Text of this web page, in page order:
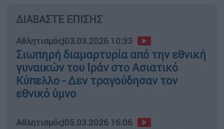
ΔΙΑΒΑΣΤΕ ΕΠΙΣΗΣ
Αθλητισμός|03.03.2026 10:33
Σιωπηρή διαμαρτυρία από την εθνική
γυναικών του Ιράν στο Ασιατικό
Κύπελλο - Δεν τραγούδησαν τον
εθνικό ύμνο
Αθλητισμός|05.03.2026 16:06